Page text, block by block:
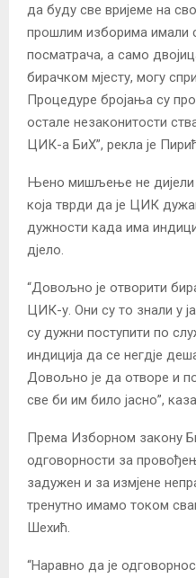
да буду све вријеме на
прошлим изборима имали
посматрача, а само
бирачком мјесту, могу
Процедуре бројања су
остале незаконитости
ЦИК-а БиХ”, рекла је
Њено мишљење не дијели
која тврди да је ЦИК
дужности када има
дјело.
“Довољно је отворити
ЦИК-у. Они су то знали у
су дужни поступити по
индиција да се негдје
Довољно је да отворе и
све би им било јасно”,
Према Изборном закону
одговорности за
задужен и за измјене
тренутно имамо током
Шехић.
“Наравно да је